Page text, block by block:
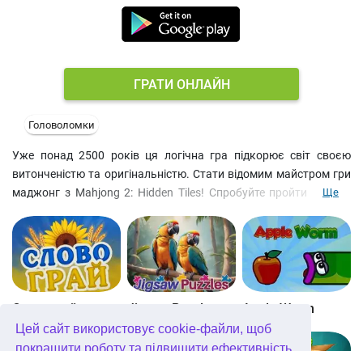
Цей сайт використовує cookie-файли, щоб
покращити роботу та підвищити ефективність
ГРАТИ ОНЛАЙН
Головоломки
Уже понад 2500 років ця логічна гра підкорює світ своєю
витонченістю та оригінальністю. Стати відомим майстром гри
маджонг з Mahjong 2: Hidden Tiles! Спробуйте пройти всі 400
з усього світу. Знімайте пари однакових фішок з ігрового поля,
щоб пройти рівень. Суворий графічний інтерфейс дозволяє
повністю зосередитися на вирішенні головоломок. Крім
величезної кількості розкладок, ця настільна гра пропонує
безкоштовний розрахований на багато користувачів режим.
Підключіться до мережі та грайте з іншими людьми в
реальному часі. Словом, нудьгувати не доведеться!
Ще
Словограй Apple Worm